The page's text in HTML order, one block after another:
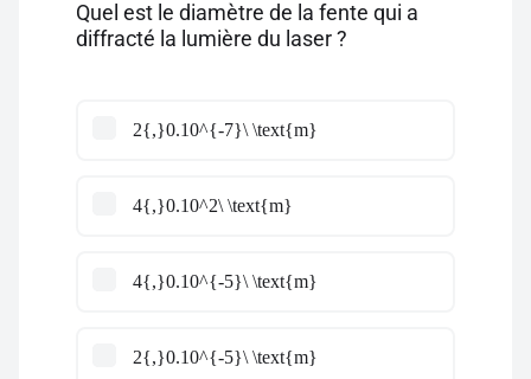
Quel est le diamètre de la fente qui a
diffracté la lumière du laser ?
2{,}0.10^{-7}\ \text{m}
4{,}0.10^2\ \text{m}
4{,}0.10^{-5}\ \text{m}
2{,}0.10^{-5}\ \text{m}